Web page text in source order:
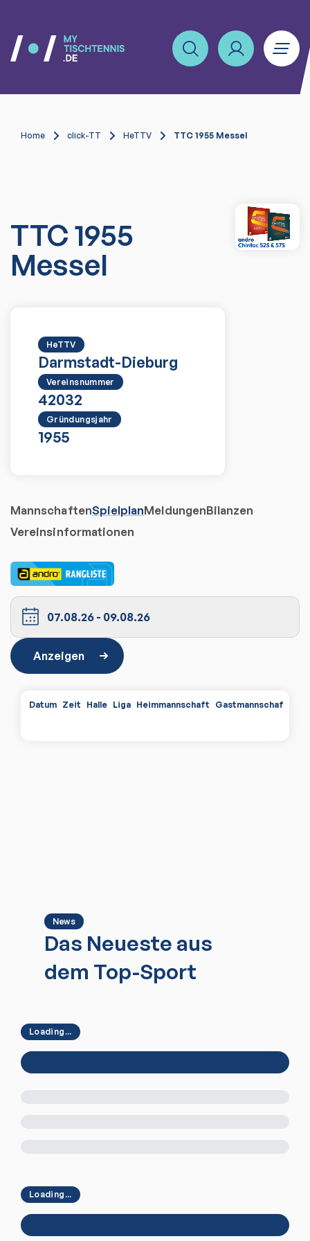
Home click-TT HeTTV TTC 1955 Messel
TTC 1955
Messel
HeTTV
Darmstadt-Dieburg
Vereinsnummer
42032
Gründungsjahr
1955
MannschaftenSpielplanMeldungenBilanzen
Vereinsinformationen
07.08.26 - 09.08.26
Anzeigen
Datum Zeit Halle Liga Heimmannschaft Gastmannschaft
News
Das Neueste aus
dem Top-Sport
Loading...
Loading...